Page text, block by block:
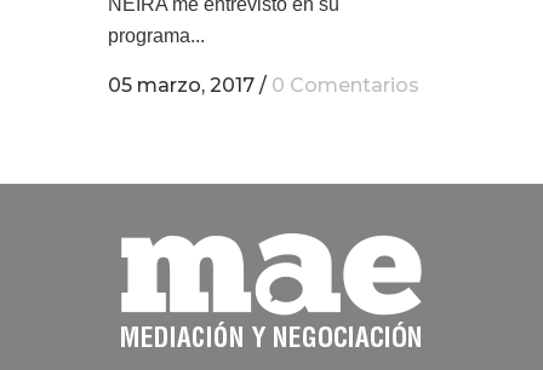
NEIRA me entrevistó en su
programa...
05 marzo, 2017 / 0 Comentarios